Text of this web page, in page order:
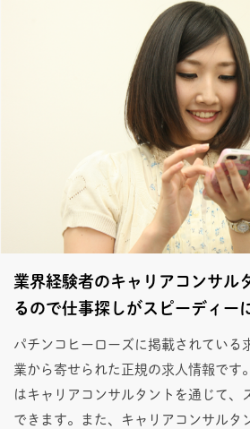
業界経験者のキャリアコンサル
るので仕事探しがスピーディー
パチンコヒーローズに掲載されている
業から寄せられた正規の求人情報です
はキャリアコンサルタントを通じて、
できます。また、キャリアコンサルタ